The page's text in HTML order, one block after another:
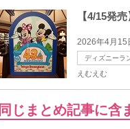
【4/15発
2026年4月15
ディズニーラ
えむえむ
同じまとめ記事に含